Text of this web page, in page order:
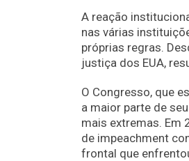
A reação
nas várias
próprias regras.
justiça dos EUA,
O Congresso, que
a maior parte de
mais extremas. Em
de impeachment
frontal que